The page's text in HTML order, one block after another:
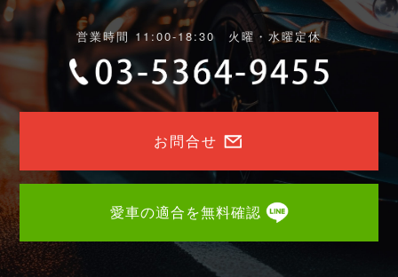
営業時間 11:00-18:30 火曜・水曜定休
お問合せ
愛車の適合を無料確認